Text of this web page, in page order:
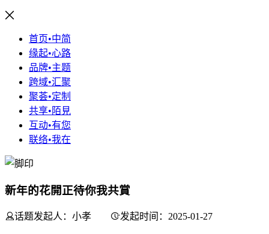
首页•中简
缘起•心路
品牌•主题
跨域•汇聚
聚荟•定制
共享•陌見
互动•有您
联络•我在
新年的花開正待你我共賞
话题发起人：小孝 发起时间：2025-01-27